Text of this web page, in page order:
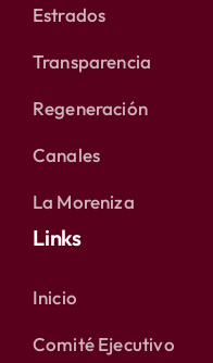
Estrados
Transparencia
Regeneración
Canales
La Moreniza
Links
Inicio
Comité Ejecutivo